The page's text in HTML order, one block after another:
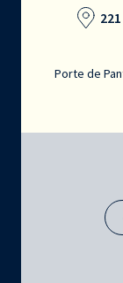
Porte de